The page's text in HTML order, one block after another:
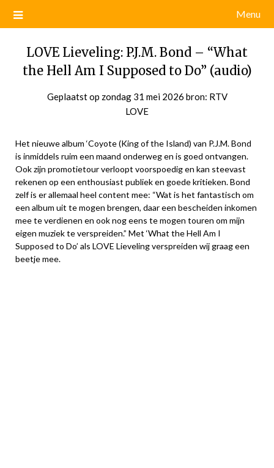
Menu
LOVE Lieveling: P.J.M. Bond – “What
the Hell Am I Supposed to Do” (audio)
Geplaatst op zondag 31 mei 2026 door
bron: RTV
LOVE
Het nieuwe album ‘Coyote (King of the Island) van P.J.M. Bond
is inmiddels ruim een maand onderweg en is goed ontvangen.
Ook zijn promotietour verloopt voorspoedig en kan steevast
rekenen op een enthousiast publiek en goede kritieken. Bond
zelf is er allemaal heel content mee: “Wat is het fantastisch om
een album uit te mogen brengen, daar een bescheiden inkomen
mee te verdienen en ook nog eens te mogen touren om mijn
eigen muziek te verspreiden.” Met ‘What the Hell Am I
Supposed to Do’ als LOVE Lieveling verspreiden wij graag een
beetje mee.